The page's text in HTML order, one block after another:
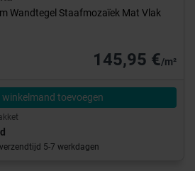
Wandtegel Staafmozaïek Mat Vlak
145,95 €/m²
winkelmand toevoegen
5-7 werkdagen